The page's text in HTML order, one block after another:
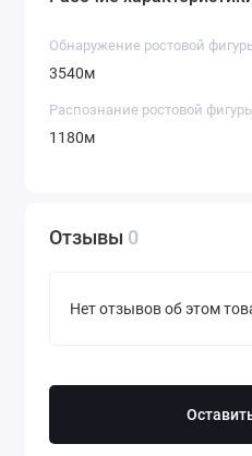
Обнаружение ростовой
3540м
Распознание ростовой
1180м
Отзывы 0
Нет отзывов об этом